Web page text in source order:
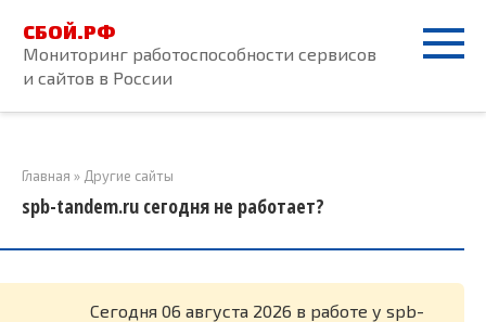
контенту
СБОЙ.РФ
Мониторинг работоспособности сервисов
и сайтов в России
Главная » Другие сайты
spb-tandem.ru сегодня не работает?
Cегодня 06 августа 2026 в работе у spb-